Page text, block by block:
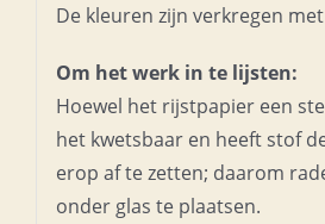
De kleuren zijn verkregen
Om het werk in te lijsten:
Hoewel het rijstpapier een
het kwetsbaar en heeft stof
erop af te zetten; daarom
onder glas te plaatsen.